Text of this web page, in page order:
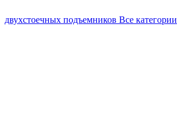
двухстоечных подъемников Все категории